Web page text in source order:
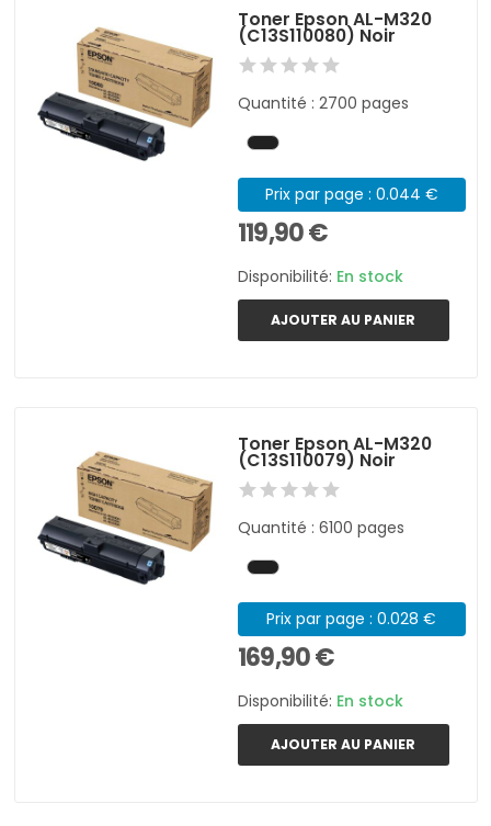
Toner Epson AL-M320
(C13S110080) Noir
Quantité : 2700 pages
Prix par page : 0.044 €
119,90 €
Disponibilité: En stock
AJOUTER AU PANIER
Toner Epson AL-M320
(C13S110079) Noir
Quantité : 6100 pages
Prix par page : 0.028 €
169,90 €
Disponibilité: En stock
AJOUTER AU PANIER